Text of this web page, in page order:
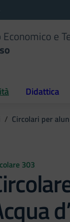
e
Didattica
Circolari per
303